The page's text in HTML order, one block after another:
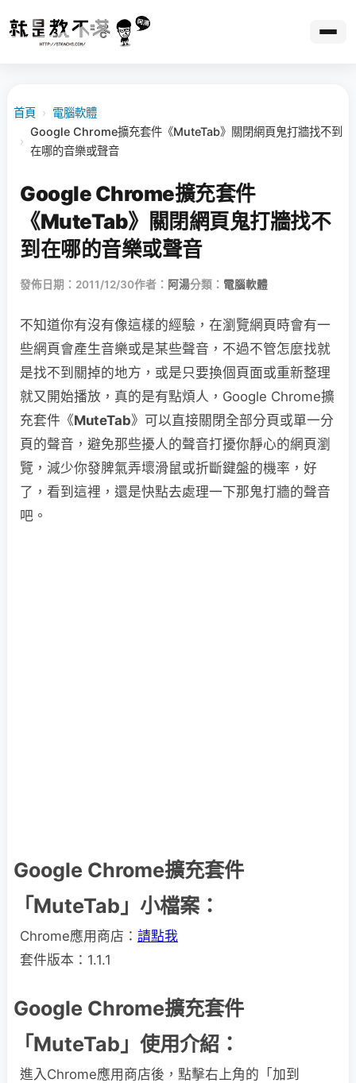
首頁 › 電腦軟體
›
Google Chrome擴充套件《MuteTab》關閉網頁鬼打牆找不到
在哪的音樂或聲音
Google Chrome擴充套件
《MuteTab》關閉網頁鬼打牆找不
到在哪的音樂或聲音
發佈日期：2011/12/30作者： 阿湯分類： 電腦軟體
不知道你有沒有像這樣的經驗，在瀏覽網頁時會有一
些網頁會產生音樂或是某些聲音，不過不管怎麼找就
是找不到關掉的地方，或是只要換個頁面或重新整理
就又開始播放，真的是有點煩人，Google Chrome擴
充套件《MuteTab》可以直接關閉全部分頁或單一分
頁的聲音，避免那些擾人的聲音打擾你靜心的網頁瀏
覽，減少你發脾氣弄壞滑鼠或折斷鍵盤的機率，好
了，看到這裡，還是快點去處理一下那鬼打牆的聲音
吧。
Google Chrome擴充套件
「MuteTab」小檔案：
Chrome應用商店： 請點我
套件版本：1.1.1
Google Chrome擴充套件
「MuteTab」使用介紹：
進入Chrome應用商店後，點擊右上角的「加到